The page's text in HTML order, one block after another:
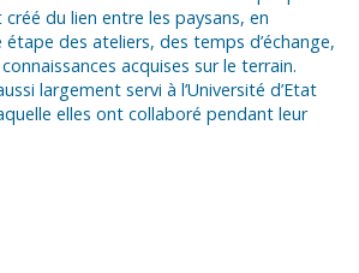
du lien entre les paysans, en
des ateliers, des temps d’échange,
acquises sur le terrain.
largement servi à l’Université d’Etat
elles ont collaboré pendant leur